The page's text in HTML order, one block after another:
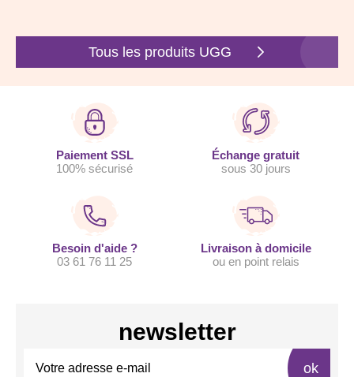
Tous les produits UGG
Paiement SSL
100% sécurisé
Échange gratuit
sous 30 jours
Besoin d'aide ?
03 61 76 11 25
Livraison à domicile
ou en point relais
newsletter
ok